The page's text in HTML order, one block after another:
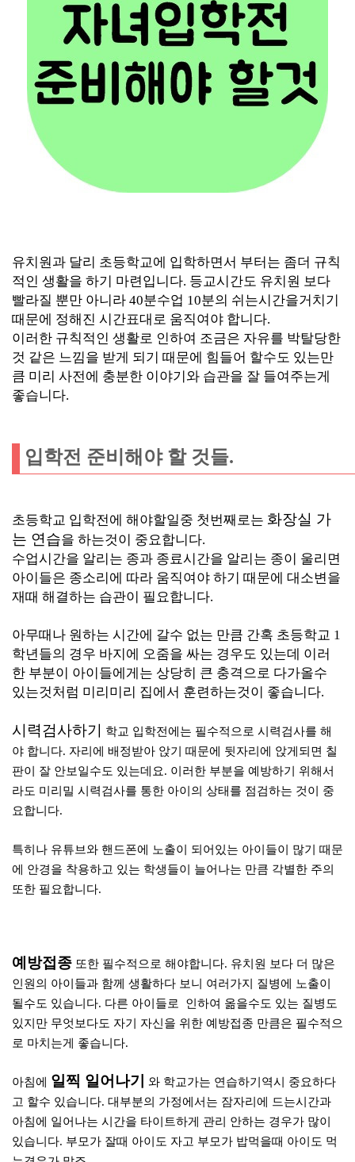
유치원과 달리 초등학교에 입학하면서 부터는 좀더 규칙
적인 생활을 하기 마련입니다. 등교시간도 유치원 보다
빨라질 뿐만 아니라 40분수업 10분의 쉬는시간을거치기
때문에 정해진 시간표대로 움직여야 합니다.
이러한 규칙적인 생활로 인하여 조금은 자유를 박탈당한
것 같은 느낌을 받게 되기 때문에 힘들어 할수도 있는만
큼 미리 사전에 충분한 이야기와 습관을 잘 들여주는게
좋습니다.
입학전 준비해야 할 것들.
초등학교 입학전에 해야할일중 첫번째로는 화장실 가
는 연습을 하는것이 중요합니다.
수업시간을 알리는 종과 종료시간을 알리는 종이 울리면
아이들은 종소리에 따라 움직여야 하기 때문에 대소변을
재때 해결하는 습관이 필요합니다.
아무때나 원하는 시간에 갈수 없는 만큼 간혹 초등학교 1
학년들의 경우 바지에 오줌을 싸는 경우도 있는데 이러
한 부분이 아이들에게는 상당히 큰 충격으로 다가올수
있는것처럼 미리미리 집에서 훈련하는것이 좋습니다.
시력검사하기
학교 입학전에는 필수적으로 시력검사를 해
야 합니다. 자리에 배정받아 앉기 때문에 뒷자리에 앉게되면 칠
판이 잘 안보일수도 있는데요. 이러한 부분을 예방하기 위해서
라도 미리밀 시력검사를 통한 아이의 상태를 점검하는 것이 중
요합니다.
특히나 유튜브와 핸드폰에 노출이 되어있는 아이들이 많기 때문
에 안경을 착용하고 있는 학생들이 늘어나는 만큼 각별한 주의
또한 필요합니다.
예방접종 또한 필수적으로 해야합니다. 유치원 보다 더 많은
인원의 아이들과 함께 생활하다 보니 여러가지 질병에 노출이
될수도 있습니다. 다른 아이들로 인하여 옮을수도 있는 질병도
있지만 무엇보다도 자기 자신을 위한 예방접종 만큼은 필수적으
로 마치는게 좋습니다.
아침에 일찍 일어나기
와 학교가는 연습하기역시 중요하다
고 할수 있습니다. 대부분의 가정에서는 잠자리에 드는시간과
아침에 일어나는 시간을 타이트하게 관리 안하는 경우가 많이
있습니다. 부모가 잘때 아이도 자고 부모가 밥먹을때 아이도 먹